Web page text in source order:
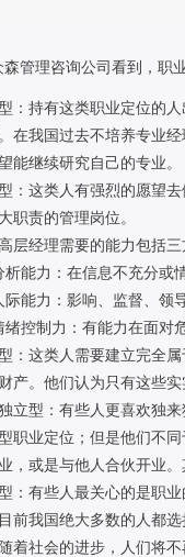
管理咨询公司看到，职
持有这类职业定位的人
在我国过去不培养专业
能继续研究自己的专业。
这类人有强烈的愿望去
职责的管理岗位。
经理需要的能力包括三
析能力：在信息不充分
际能力：影响、监督、
绪控制力：有能力在面对
这类人需要建立完全属
产。他们认为只有这些
型：有些人更喜欢独来
职业定位；但是他们不
，或是与他人合伙开业
有些人最关心的是职业
前我国绝大多数的人都
着社会的进步，人们将